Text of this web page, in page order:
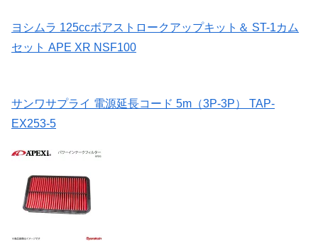
ヨシムラ 125ccボアストロークアップキット＆ ST-1カム
セット APE XR NSF100
サンワサプライ 電源延長コード 5m（3P-3P） TAP-
EX253-5